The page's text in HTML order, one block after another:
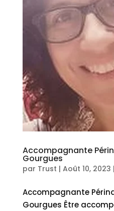
Accompagnante
Gourgues
par Trust | Août 10, 2023 |
Accompagnante
Gourgues Être